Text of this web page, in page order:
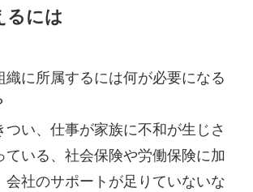
るには
織に所属するには何が必要になる
い、仕事が家族に不和が生じさ
ている、社会保険や労働保険に加
会社のサポートが足りていないな